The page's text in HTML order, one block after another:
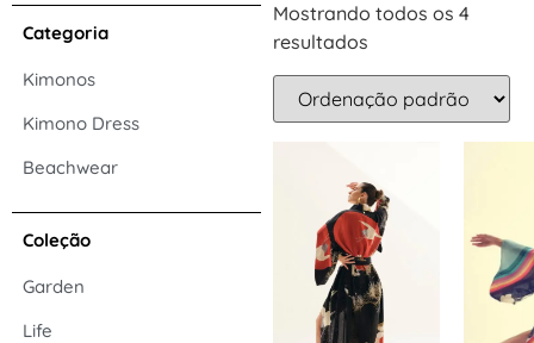
Categoria
Kimonos
Kimono Dress
Beachwear
Coleção
Garden
Life
Mostrando todos os 4
resultados